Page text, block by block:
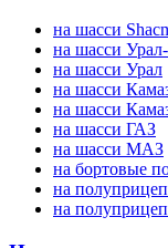
на шасси
на шасси
на шасси Урал
на шасси
на шасси
на шасси ГАЗ
на шасси МАЗ
на бортовые
на
на